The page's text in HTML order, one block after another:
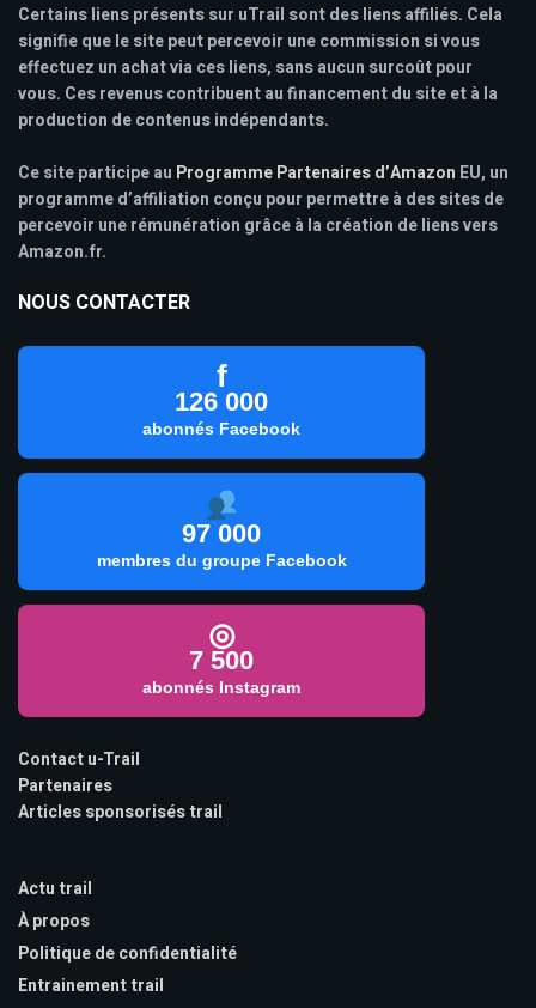
Certains liens présents sur uTrail sont des liens affiliés. Cela
signifie que le site peut percevoir une commission si vous
effectuez un achat via ces liens, sans aucun surcoût pour
vous. Ces revenus contribuent au financement du site et à la
production de contenus indépendants.
Ce site participe au Programme Partenaires d’Amazon EU, un
programme d’affiliation conçu pour permettre à des sites de
percevoir une rémunération grâce à la création de liens vers
Amazon.fr.
NOUS CONTACTER
f
126 000
abonnés Facebook
97 000
membres du groupe Facebook
◎
7 500
abonnés Instagram
Contact u-Trail
Partenaires
Articles sponsorisés trail
Actu trail
À propos
Politique de confidentialité
Entrainement trail